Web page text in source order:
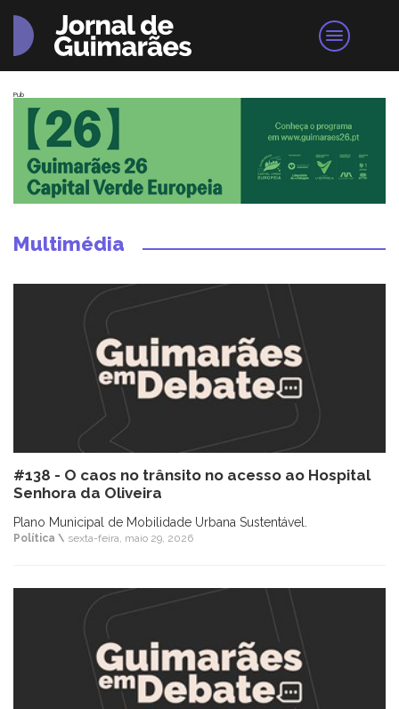
Pub
Multimédia
#138 - O caos no trânsito no acesso ao Hospital
Senhora da Oliveira
Plano Municipal de Mobilidade Urbana Sustentável.
Política \ sexta-feira, maio 29, 2026